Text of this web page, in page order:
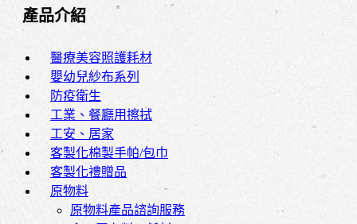
產品介紹
醫療美容照護耗材
嬰幼兒紗布系列
防疫衛生
工業、餐廳用擦拭
工安、居家
客製化棉製手帕/包巾
客製化禮贈品
原物料
原物料產品諮詢服務